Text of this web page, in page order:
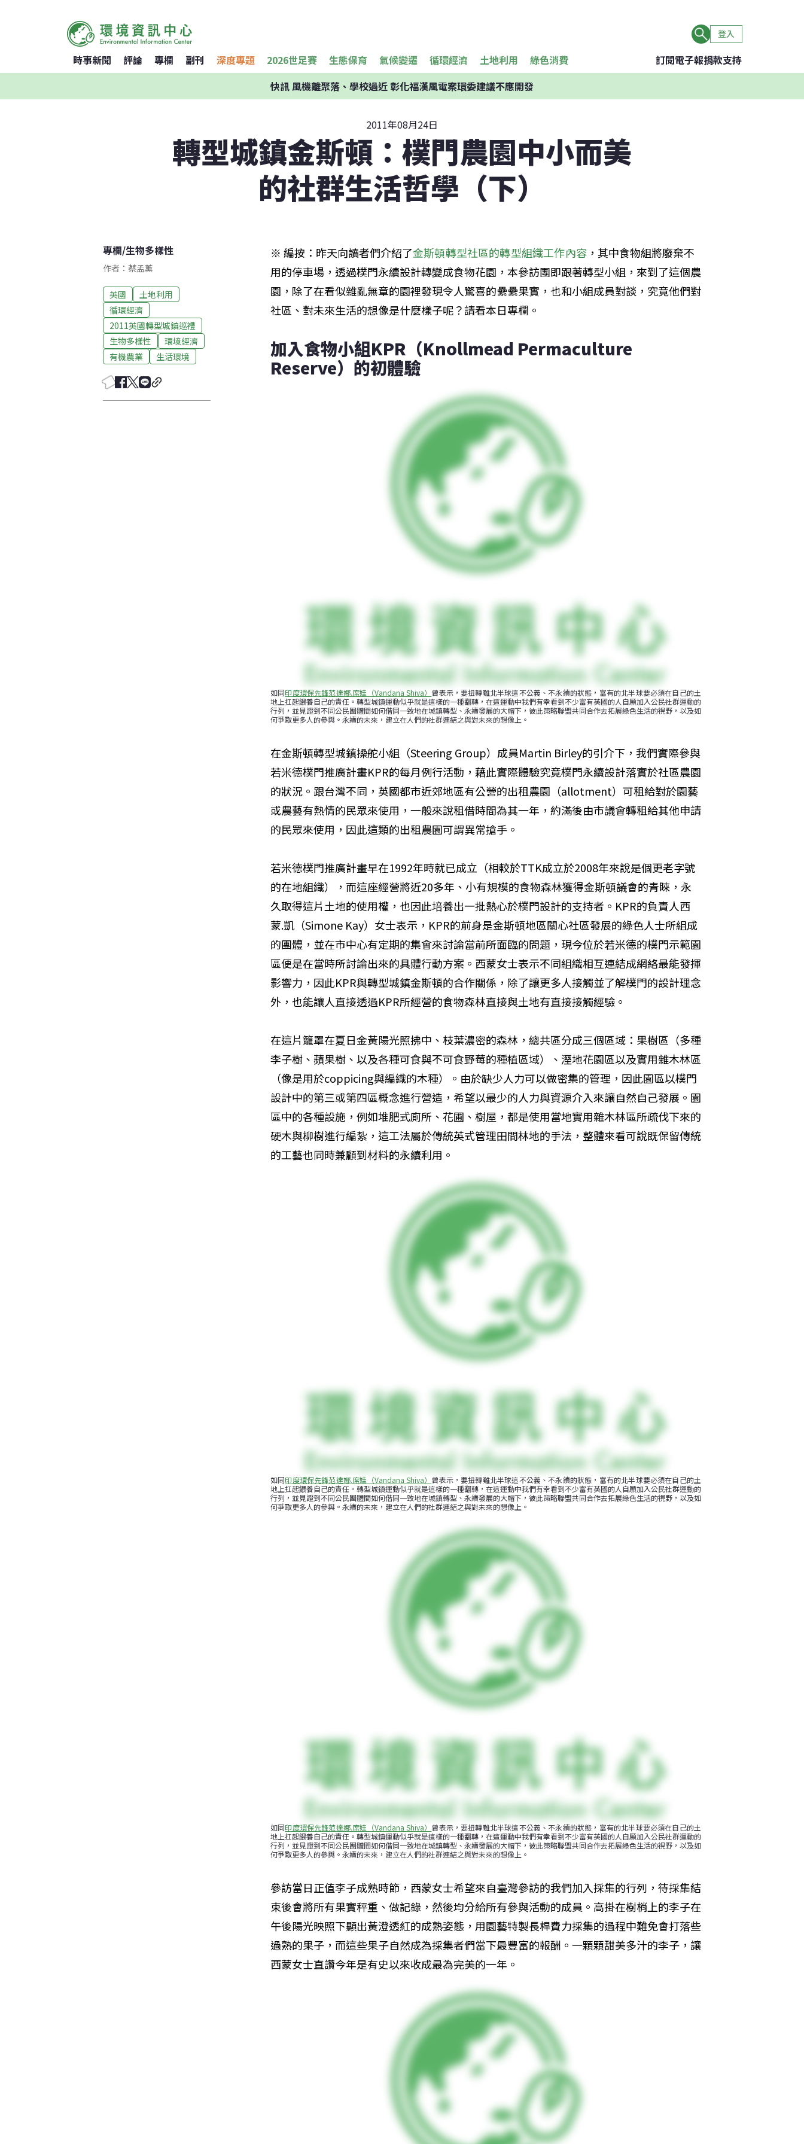
登入
時事新聞 評論 專欄 副刊 深度專題 2026世足賽 生態保育 氣候變遷 循環經濟 土地利用 綠色消費 訂閱電子報捐款支持
快訊風機離聚落、學校過近 彰化福漢風電案環委建議不應開發
2011年08月24日
轉型城鎮金斯頓：樸門農園中小而美
的社群生活哲學（下）
專欄/生物多樣性
作者：蔡孟薰
英國
土地利用
循環經濟
2011英國轉型城鎮巡禮
生物多樣性
環境經濟
有機農業
生活環境
※ 編按：昨天向讀者們介紹了金斯頓轉型社區的轉型組織工作內容，其中食物組將廢棄不
用的停車場，透過樸門永續設計轉變成食物花園，本參訪團即跟著轉型小組，來到了這個農
園，除了在看似雜亂無章的園裡發現令人驚喜的纍纍果實，也和小組成員對談，究竟他們對
社區、對未來生活的想像是什麼樣子呢？請看本日專欄。
加入食物小組KPR（Knollmead Permaculture
Reserve）的初體驗
如同印度環保先鋒范達娜.席娃（Vandana Shiva） 曾表示，要扭轉難北半球這不公義、不永續的狀態，富有的北半球要必須在自己的土
地上扛起餵養自己的責任。轉型城鎮運動似乎就是這樣的一種翻轉，在這運動中我們有幸看到不少富有英國的人自願加入公民社群運動的
行列，並見證到不同公民團體間如何偕同一致地在城鎮轉型、永續發展的大帽下，彼此策略聯盟共同合作去拓展綠色生活的視野，以及如
何爭取更多人的參與。永續的未來，建立在人們的社群連結之與對未來的想像上。
在金斯頓轉型城鎮操舵小組（Steering Group）成員Martin Birley的引介下，我們實際參與
若米德樸門推廣計畫KPR的每月例行活動，藉此實際體驗究竟樸門永續設計落實於社區農園
的狀況。跟台灣不同，英國都市近郊地區有公營的出租農園（allotment）可租給對於園藝
或農藝有熱情的民眾來使用，一般來說租借時間為其一年，約滿後由市議會轉租給其他申請
的民眾來使用，因此這類的出租農園可謂異常搶手。
若米德樸門推廣計畫早在1992年時就已成立（相較於TTK成立於2008年來說是個更老字號
的在地組織），而這座經營將近20多年、小有規模的食物森林獲得金斯頓議會的青睞，永
久取得這片土地的使用權，也因此培養出一批熱心於樸門設計的支持者。KPR的負責人西
蒙.凱（Simone Kay）女士表示，KPR的前身是金斯頓地區關心社區發展的綠色人士所組成
的團體，並在市中心有定期的集會來討論當前所面臨的問題，現今位於若米德的樸門示範園
區便是在當時所討論出來的具體行動方案。西蒙女士表示不同組織相互連結成網絡最能發揮
影響力，因此KPR與轉型城鎮金斯頓的合作關係，除了讓更多人接觸並了解樸門的設計理念
外，也能讓人直接透過KPR所經營的食物森林直接與土地有直接接觸經驗。
在這片籠罩在夏日金黃陽光照拂中、枝葉濃密的森林，總共區分成三個區域：果樹區（多種
李子樹、蘋果樹、以及各種可食與不可食野莓的種植區域）、溼地花園區以及實用雜木林區
（像是用於coppicing與編織的木種）。由於缺少人力可以做密集的管理，因此園區以樸門
設計中的第三或第四區概念進行營造，希望以最少的人力與資源介入來讓自然自己發展。園
區中的各種設施，例如堆肥式廁所、花圃、樹屋，都是使用當地實用雜木林區所疏伐下來的
硬木與柳樹進行編紮，這工法屬於傳統英式管理田間林地的手法，整體來看可說既保留傳統
的工藝也同時兼顧到材料的永續利用。
如同印度環保先鋒范達娜.席娃（Vandana Shiva） 曾表示，要扭轉難北半球這不公義、不永續的狀態，富有的北半球要必須在自己的土
地上扛起餵養自己的責任。轉型城鎮運動似乎就是這樣的一種翻轉，在這運動中我們有幸看到不少富有英國的人自願加入公民社群運動的
行列，並見證到不同公民團體間如何偕同一致地在城鎮轉型、永續發展的大帽下，彼此策略聯盟共同合作去拓展綠色生活的視野，以及如
何爭取更多人的參與。永續的未來，建立在人們的社群連結之與對未來的想像上。
如同印度環保先鋒范達娜.席娃（Vandana Shiva） 曾表示，要扭轉難北半球這不公義、不永續的狀態，富有的北半球要必須在自己的土
地上扛起餵養自己的責任。轉型城鎮運動似乎就是這樣的一種翻轉，在這運動中我們有幸看到不少富有英國的人自願加入公民社群運動的
行列，並見證到不同公民團體間如何偕同一致地在城鎮轉型、永續發展的大帽下，彼此策略聯盟共同合作去拓展綠色生活的視野，以及如
何爭取更多人的參與。永續的未來，建立在人們的社群連結之與對未來的想像上。
參訪當日正值李子成熟時節，西蒙女士希望來自臺灣參訪的我們加入採集的行列，待採集結
束後會將所有果實秤重、做記錄，然後均分給所有參與活動的成員。高掛在樹梢上的李子在
午後陽光映照下顯出黃澄透紅的成熟姿態，用園藝特製長桿費力採集的過程中難免會打落些
過熟的果子，而這些果子自然成為採集者們當下最豐富的報酬。一顆顆甜美多汁的李子，讓
西蒙女士直讚今年是有史以來收成最為完美的一年。